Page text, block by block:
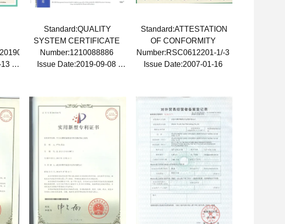
Standard:QUALITY
SYSTEM CERTIFICATE
Number:1210088886
Issue Date:2019-09-08
Standard:ATTESTATION
OF CONFORMITY
Number:RSC0612201-1/-3
Issue Date:2007-01-16